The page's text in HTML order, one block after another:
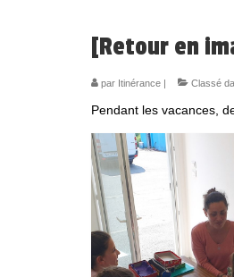
[Retour en
par Itinérance | Classé
Pendant les vacances,